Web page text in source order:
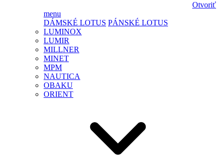
Otvoriť
menu
DÁMSKÉ LOTUS PÁNSKÉ LOTUS
LUMINOX
LUMIR
MILLNER
MINET
MPM
NAUTICA
OBAKU
ORIENT